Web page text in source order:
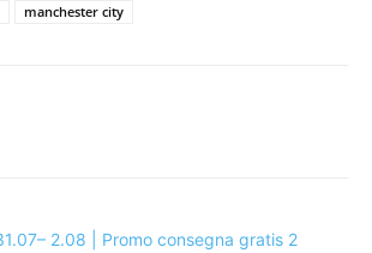
manchester city